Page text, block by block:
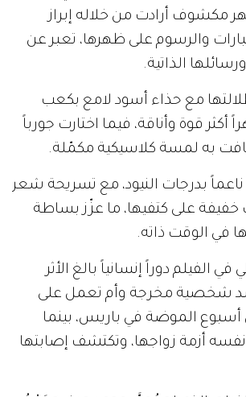
مكشوف أرادت من خلاله إبراز
والرسوم على ظهرها، تعبر عن
الذاتية.
مع حذاء أسود لامع بكعب
أكثر قوة وأناقة، فيما اختارت جورباً
به لمسة كلاسيكية مكمّلة.
بدرجات النيود، مع تسريحة شعر
على كتفيها، ما عزّز بساطة
في الوقت ذاته.
في الفيلم دوراً إنسانياً بالغ الأثر
شخصية مخرجة وأم تعمل على
أسبوع الموضة في باريس، بينما
أزمة زواجها، وتكتشف إصابتها